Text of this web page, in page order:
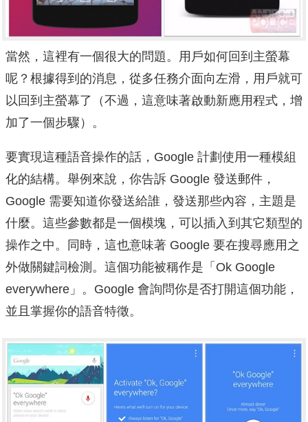
當然，這裡有一個很大的問題。 用戶如何回到主螢幕
呢？ 根據得到的消息，從多任務介面向左滑，用戶就可
以回到主螢幕了（不過，這意味著啟動新應用程式，增
加了一個步驟）。
要實現這種語音操作的話，Google 計劃使用一種模組
化的結構。 舉例來說，你告訴 Google 發送郵件，
Google 需要知道你發送給誰，發送那些內容，主題是
什麼。 這些參數都是一個模塊，可以插入到其它類型的
操作之中。
同時，這也意味著 Google 要在搜尋應用之
外做關鍵詞檢測。 這個功能被稱作是「Ok Google
everywhere」。Google 會詢問你是否打開這個功能，
並且掌握你的語音特徵。